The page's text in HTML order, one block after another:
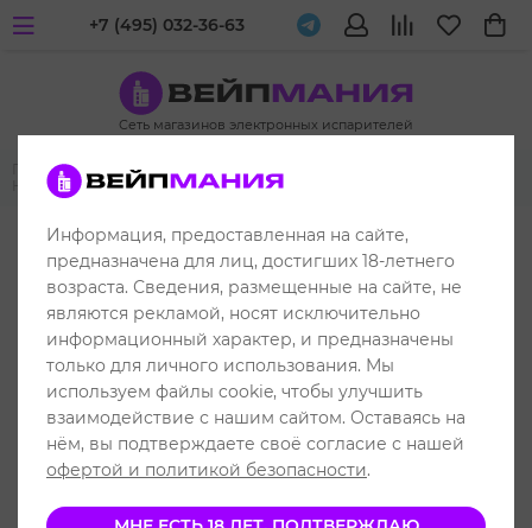
Сеть магазинов электронных испарителей
+7 (495) 032-36-63
Главная Одноразовые электронные испарители
HOT 5000
до 5000 затяжек
Информация, предоставленная на сайте,
предназначена для лиц, достигших 18-летнего
возраста. Сведения, размещенные на сайте, не
являются рекламой, носят исключительно
информационный характер, и предназначены
только для личного использования. Мы
используем файлы cookie, чтобы улучшить
взаимодействие с нашим сайтом. Оставаясь на
нём, вы подтверждаете своё согласие с нашей
офертой и политикой безопасности.